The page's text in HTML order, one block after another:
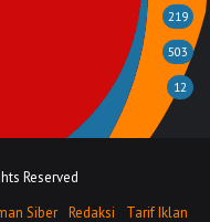
219
503
12
Reserved
Siber Redaksi Tarif Iklan